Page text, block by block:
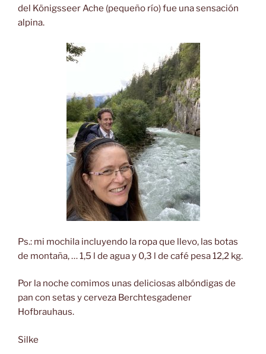
del Königsseer Ache (pequeño río) fue una sensación
alpina.
Ps.: mi mochila incluyendo la ropa que llevo, las botas
de montaña, … 1,5 l de agua y 0,3 l de café pesa 12,2 kg.
Por la noche comimos unas deliciosas albóndigas de
pan con setas y cerveza Berchtesgadener
Hofbrauhaus.
Silke